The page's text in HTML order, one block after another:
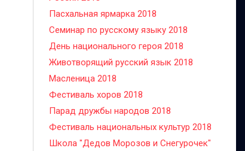
Пасхальная ярмарка 2018
Семинар по русскому языку 2018
День национального героя 2018
Животворящий русский язык 2018
Масленица 2018
Фестиваль хоров 2018
Парад дружбы народов 2018
Фестиваль национальных культур 2018
Школа "Дедов Морозов и Снегурочек"